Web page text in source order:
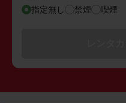
指定無し 禁煙 喫煙